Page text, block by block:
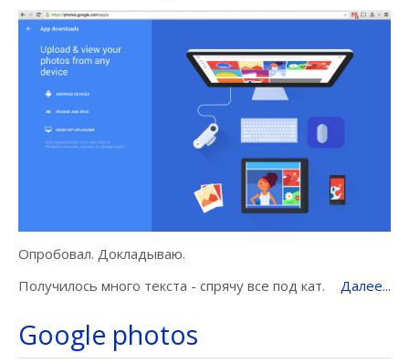
Опробовал. Докладываю.
Получилось много текста - спрячу все под кат.
Далее...
Google photos